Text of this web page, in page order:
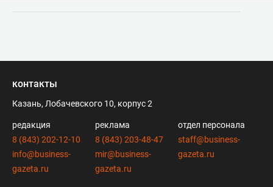
контакты
Казань, Лобачевского 10, корпус 2
редакция
8 (843) 202-12-10
info@business-
gazeta.ru
реклама
8 (843) 203-48-47
mir@business-
gazeta.ru
отдел персонала
staff@business-
gazeta.ru